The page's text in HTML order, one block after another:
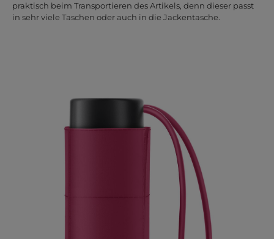
praktisch beim Transportieren des Artikels, denn dieser passt
in sehr viele Taschen oder auch in die Jackentasche.